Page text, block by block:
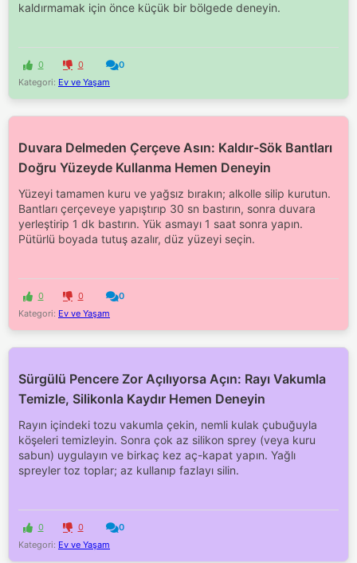
kaldırmamak için önce küçük bir bölgede deneyin.
0 0
0
Kategori: Ev ve Yaşam
Duvara Delmeden Çerçeve Asın: Kaldır-Sök Bantları
Doğru Yüzeyde Kullanma Hemen Deneyin
Yüzeyi tamamen kuru ve yağsız bırakın; alkolle silip kurutun.
Bantları çerçeveye yapıştırıp 30 sn bastırın, sonra duvara
yerleştirip 1 dk bastırın. Yük asmayı 1 saat sonra yapın.
Pütürlü boyada tutuş azalır, düz yüzeyi seçin.
0 0
0
Kategori: Ev ve Yaşam
Sürgülü Pencere Zor Açılıyorsa Açın: Rayı Vakumla
Temizle, Silikonla Kaydır Hemen Deneyin
Rayın içindeki tozu vakumla çekin, nemli kulak çubuğuyla
köşeleri temizleyin. Sonra çok az silikon sprey (veya kuru
sabun) uygulayın ve birkaç kez aç-kapat yapın. Yağlı
spreyler toz toplar; az kullanıp fazlayı silin.
0 0
0
Kategori: Ev ve Yaşam